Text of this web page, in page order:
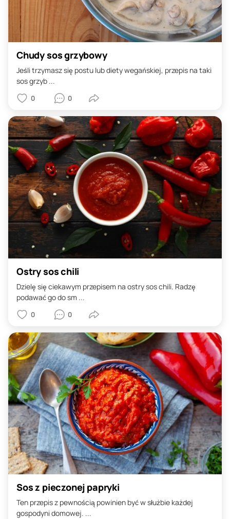
Chudy sos grzybowy
Jeśli trzymasz się postu lub diety wegańskiej, przepis na taki
sos grzyb ...
0 0
Ostry sos chili
Dzielę się ciekawym przepisem na ostry sos chili. Radzę
podawać go do sm ...
0 0
Sos z pieczonej papryki
Ten przepis z pewnością powinien być w służbie każdej
gospodyni domowej. ...